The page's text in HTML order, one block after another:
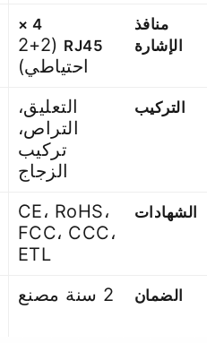
منافذ
الإشارة
4 ×
RJ45
(2+2
احتياطي)
التركيب
التعليق،
التراص،
تركيب
الزجاج
الشهادات
CE، RoHS،
FCC، CCC،
ETL
الضمان 2 سنة مصنع